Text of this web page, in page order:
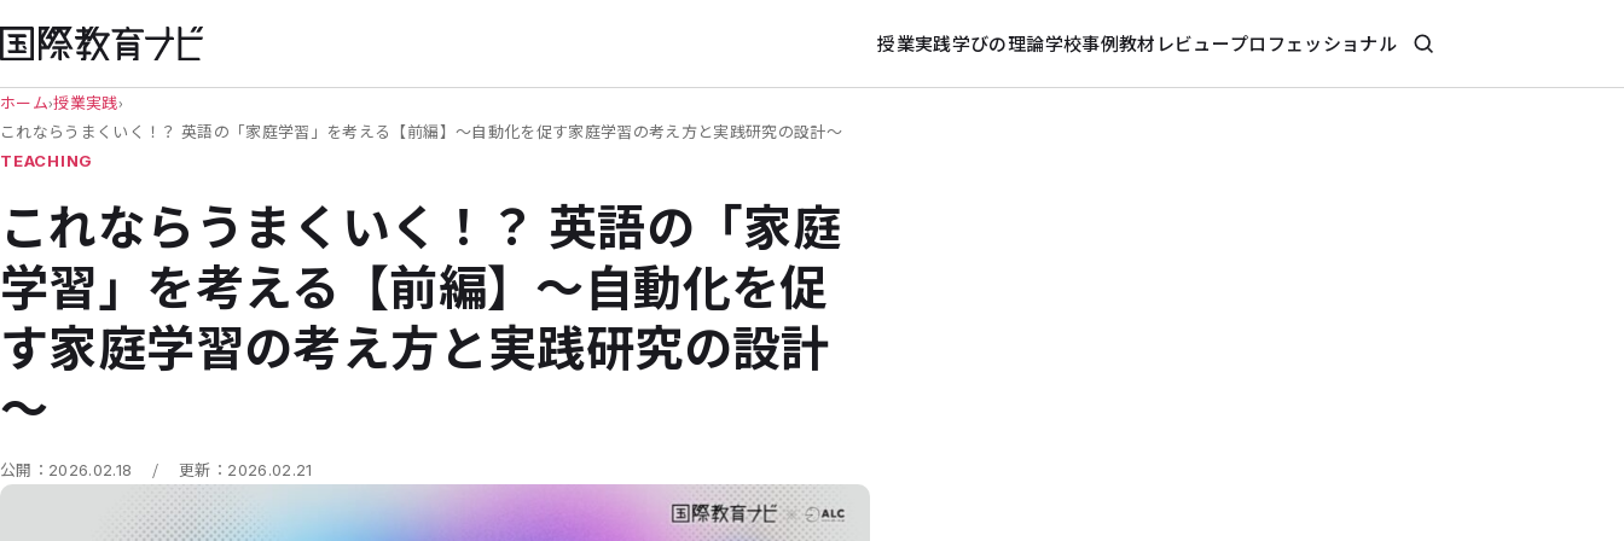
授業実践学びの理論学校事例教材レビュープロフェッショナル
ホーム›授業実践›
これならうまくいく！？ 英語の「家庭学習」を考える【前編】～自動化を促す家庭学習の考え方と実践研究の設計～
TEACHING
これならうまくいく！？ 英語の「家庭
学習」を考える【前編】～自動化を促
す家庭学習の考え方と実践研究の設計
～
公開： 2026.02.18 / 更新： 2026.02.21